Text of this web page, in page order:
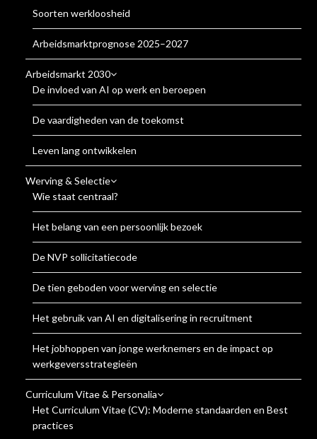
Soorten werkloosheid
Arbeidsmarktprognose 2025–2027
Arbeidsmarkt 2030
De invloed van AI op werk en beroepen
De vaardigheden van de toekomst
Leven lang ontwikkelen
Werving & Selectie
Wie staat centraal?
Het belang van een persoonlijk bezoek
De NVP sollicitatiecode
De tien geboden voor werving en selectie
Het gebruik van AI en digitalisering in recruitment
Het jobhoppen van jonge werknemers en de impact op
werkgeversstrategieën
Curriculum Vitae & Personalia
Het Curriculum Vitae (CV): Moderne standaarden en Best
practices